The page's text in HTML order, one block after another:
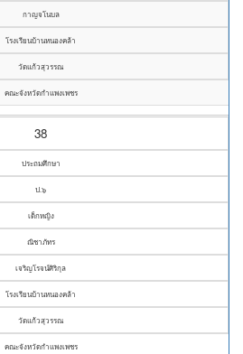
กาญจโนบล
โรงเรียนบ้านหนองคล้า
วัดแก้วสุวรรณ
คณะจังหวัดกำแพงเพชร
38
ประถมศึกษา
ป.๖
เด็กหญิง
ณิชาภัทร
เจริญโรจน์ศิริกุล
โรงเรียนบ้านหนองคล้า
วัดแก้วสุวรรณ
คณะจังหวัดกำแพงเพชร